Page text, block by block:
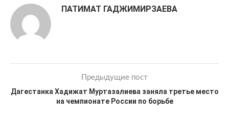
ПАТИМАТ ГАДЖИМИРЗАЕВА
Предыдущие пост
Дагестанка Хадижат Муртазалиева заняла третье место
на чемпионате России по борьбе